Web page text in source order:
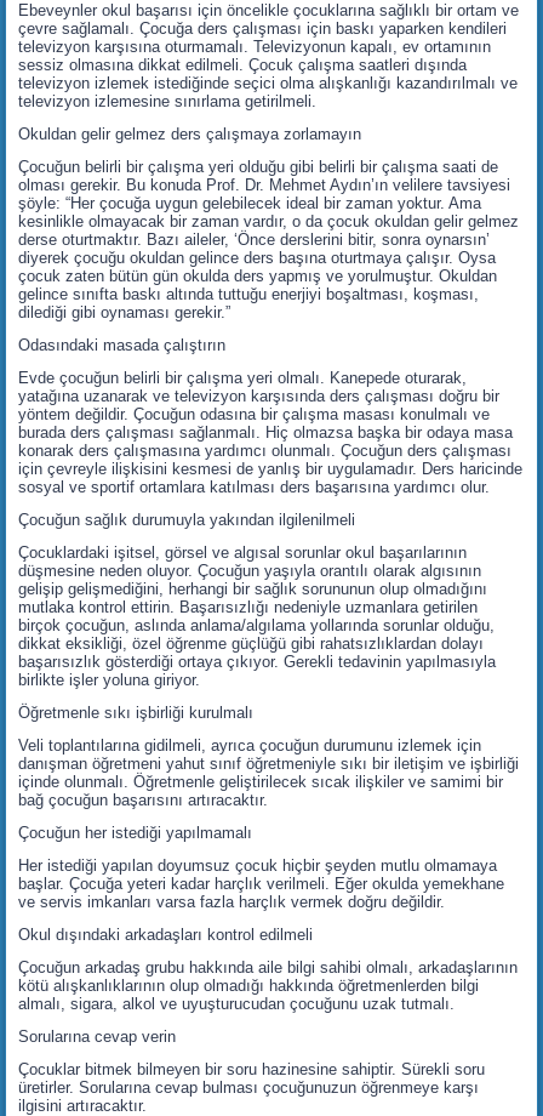
Ebeveynler okul başarısı için öncelikle çocuklarına sağlıklı bir ortam ve
çevre sağlamalı. Çocuğa ders çalışması için baskı yaparken kendileri
televizyon karşısına oturmamalı. Televizyonun kapalı, ev ortamının
sessiz olmasına dikkat edilmeli. Çocuk çalışma saatleri dışında
televizyon izlemek istediğinde seçici olma alışkanlığı kazandırılmalı ve
televizyon izlemesine sınırlama getirilmeli.
Okuldan gelir gelmez ders çalışmaya zorlamayın
Çocuğun belirli bir çalışma yeri olduğu gibi belirli bir çalışma saati de
olması gerekir. Bu konuda Prof. Dr. Mehmet Aydın’ın velilere tavsiyesi
şöyle: “Her çocuğa uygun gelebilecek ideal bir zaman yoktur. Ama
kesinlikle olmayacak bir zaman vardır, o da çocuk okuldan gelir gelmez
derse oturtmaktır. Bazı aileler, ‘Önce derslerini bitir, sonra oynarsın’
diyerek çocuğu okuldan gelince ders başına oturtmaya çalışır. Oysa
çocuk zaten bütün gün okulda ders yapmış ve yorulmuştur. Okuldan
gelince sınıfta baskı altında tuttuğu enerjiyi boşaltması, koşması,
dilediği gibi oynaması gerekir.”
Odasındaki masada çalıştırın
Evde çocuğun belirli bir çalışma yeri olmalı. Kanepede oturarak,
yatağına uzanarak ve televizyon karşısında ders çalışması doğru bir
yöntem değildir. Çocuğun odasına bir çalışma masası konulmalı ve
burada ders çalışması sağlanmalı. Hiç olmazsa başka bir odaya masa
konarak ders çalışmasına yardımcı olunmalı. Çocuğun ders çalışması
için çevreyle ilişkisini kesmesi de yanlış bir uygulamadır. Ders haricinde
sosyal ve sportif ortamlara katılması ders başarısına yardımcı olur.
Çocuğun sağlık durumuyla yakından ilgilenilmeli
Çocuklardaki işitsel, görsel ve algısal sorunlar okul başarılarının
düşmesine neden oluyor. Çocuğun yaşıyla orantılı olarak algısının
gelişip gelişmediğini, herhangi bir sağlık sorununun olup olmadığını
mutlaka kontrol ettirin. Başarısızlığı nedeniyle uzmanlara getirilen
birçok çocuğun, aslında anlama/algılama yollarında sorunlar olduğu,
dikkat eksikliği, özel öğrenme güçlüğü gibi rahatsızlıklardan dolayı
başarısızlık gösterdiği ortaya çıkıyor. Gerekli tedavinin yapılmasıyla
birlikte işler yoluna giriyor.
Öğretmenle sıkı işbirliği kurulmalı
Veli toplantılarına gidilmeli, ayrıca çocuğun durumunu izlemek için
danışman öğretmeni yahut sınıf öğretmeniyle sıkı bir iletişim ve işbirliği
içinde olunmalı. Öğretmenle geliştirilecek sıcak ilişkiler ve samimi bir
bağ çocuğun başarısını artıracaktır.
Çocuğun her istediği yapılmamalı
Her istediği yapılan doyumsuz çocuk hiçbir şeyden mutlu olmamaya
başlar. Çocuğa yeteri kadar harçlık verilmeli. Eğer okulda yemekhane
ve servis imkanları varsa fazla harçlık vermek doğru değildir.
Okul dışındaki arkadaşları kontrol edilmeli
Çocuğun arkadaş grubu hakkında aile bilgi sahibi olmalı, arkadaşlarının
kötü alışkanlıklarının olup olmadığı hakkında öğretmenlerden bilgi
almalı, sigara, alkol ve uyuşturucudan çocuğunu uzak tutmalı.
Sorularına cevap verin
Çocuklar bitmek bilmeyen bir soru hazinesine sahiptir. Sürekli soru
üretirler. Sorularına cevap bulması çocuğunuzun öğrenmeye karşı
ilgisini artıracaktır.